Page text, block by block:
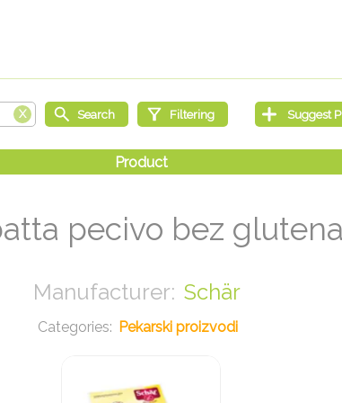
pecivo bez
Schär
Pekarski proizvodi